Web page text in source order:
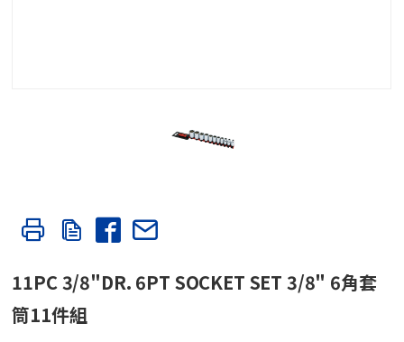
11PC 3/8"DR. 6PT SOCKET SET 3/8" 6角套
筒11件組